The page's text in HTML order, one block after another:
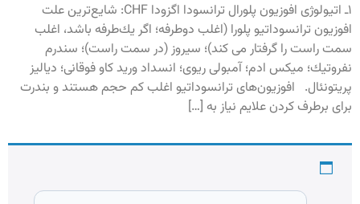
۱ـ اتيولوژى افوزيون پلورال ترانسودا اگزودا CHF: شايع‌ترين علت
افوزيون ترانسوداتيو پلورا (اغلب دوطرفه؛ اگر يك‌طرفه باشد، اغلب
سمت راست را گرفتار مى‏ كند)؛ سيروز (در سمت راست)؛ سندرم
نفروتيك؛ ميكس ‏ادم؛ آمبولى ريوى؛ انسداد وريد كاو فوقانى؛ دياليز
پريتونئال. افوزيون‏‌هاى ترانسوداتيو اغلب كم حجم هستند و بندرت
براى برطرف كردن علايم نياز به […]